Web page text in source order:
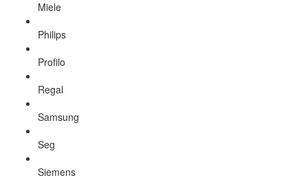
Miele
Philips
Profilo
Regal
Samsung
Seg
Siemens